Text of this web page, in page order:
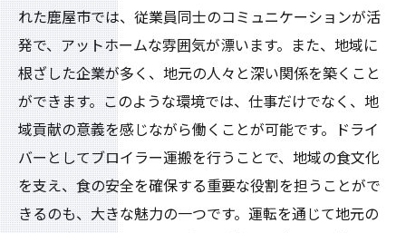
地域貢献を実感できる瞬間
地元農家との連携とその意義
地域社会を支えるドライバーの役割
鹿屋市でのドライバー職が切り開く新たなキャ
リアパス
未来を見据えたキャリア形成の重要性
多様なキャリアパスの選択肢
れた鹿屋市では、従業員同士のコミュニケーションが活
発で、アットホームな雰囲気が漂います。また、地域に
根ざした企業が多く、地元の人々と深い関係を築くこと
ができます。このような環境では、仕事だけでなく、地
域貢献の意義を感じながら働くことが可能です。ドライ
バーとしてブロイラー運搬を行うことで、地域の食文化
を支え、食の安全を確保する重要な役割を担うことがで
きるのも、大きな魅力の一つです。運転を通じて地元の